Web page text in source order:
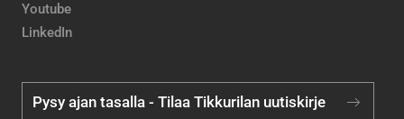
Youtube
LinkedIn
Pysy ajan tasalla - Tilaa Tikkurilan uutiskirje